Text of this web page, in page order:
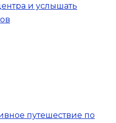
и услышать
путешествие по